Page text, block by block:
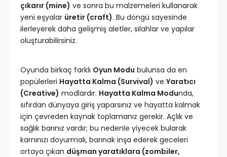
çıkarır (mine) ve sonra bu malzemeleri kullanarak
yeni eşyalar üretir (craft). Bu döngü sayesinde
ilerleyerek daha gelişmiş aletler, silahlar ve yapılar
oluşturabilirsiniz.
Oyunda birkaç farklı Oyun Modu bulunsa da en
popülerleri Hayatta Kalma (Survival) ve Yaratıcı
(Creative) modlardır. Hayatta Kalma Modunda,
sıfırdan dünyaya giriş yaparsınız ve hayatta kalmak
için çevreden kaynak toplamanız gerekir. Açlık ve
sağlık barınız vardır; bu nedenle yiyecek bularak
karnınızı doyurmalı, barınak inşa ederek geceleri
ortaya çıkan düşman yaratıklara (zombiler,